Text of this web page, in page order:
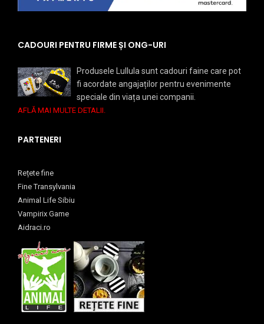
CADOURI PENTRU FIRME ȘI ONG-URI
Produsele Lullula sunt cadouri faine care pot
fi acordate angajaților pentru evenimente
speciale din viața unei companii.
AFLĂ MAI MULTE DETALII.
PARTENERI
Rețete fine
Fine Transylvania
Animal Life Sibiu
Vampirix Game
Aidraci.ro